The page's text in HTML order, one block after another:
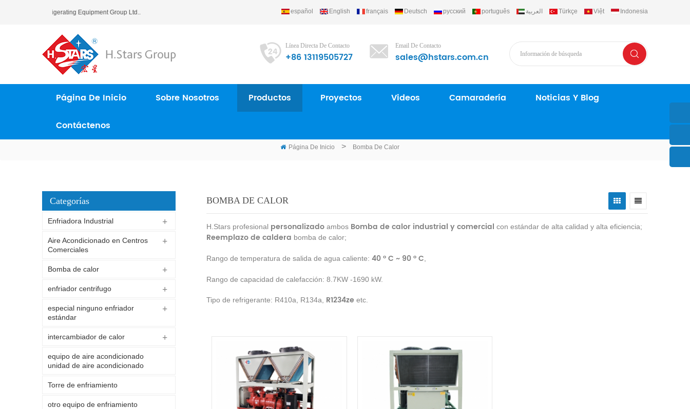
(Guangzhou) Refrigerating Equipment Group Ltd.. español English français Deutsch русский português العربية Türkçe Việt Indonesia
Línea Directa De Contacto
+86 13119505727
Email De Contacto
sales@hstars.com.cn
Página De Inicio Sobre Nosotros Productos Proyectos Videos Camaradería Noticias Y Blog
Contáctenos
Página De Inicio > Bomba De Calor
BOMBA DE CALOR
H.Stars profesional personalizadoambosBomba de calor industrial y comercial con estándar de alta calidad y alta eficiencia;
Reemplazo de caldera bomba de calor;
Rango de temperatura de salida de agua caliente: 40 ° C ~ 90 ° C
Rango de capacidad de calefacción: 8.7KW -1690 kW.
Tipo de refrigerante: R410a, R134a, R1234zeetc.
Categorías
Enfriadora Industrial
Aire Acondicionado en Centros
Comerciales
Bomba de calor
enfriador centrifugo
especial ninguno enfriador
estándar
intercambiador de calor
equipo de aire acondicionado
unidad de aire acondicionado
Torre de enfriamiento
otro equipo de enfriamiento